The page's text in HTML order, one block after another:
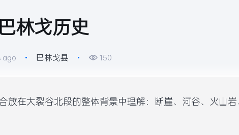
巴林戈历史
ago • 巴林戈县 • 150
放在大裂谷北段的整体背景中理解：断崖、河谷、火山